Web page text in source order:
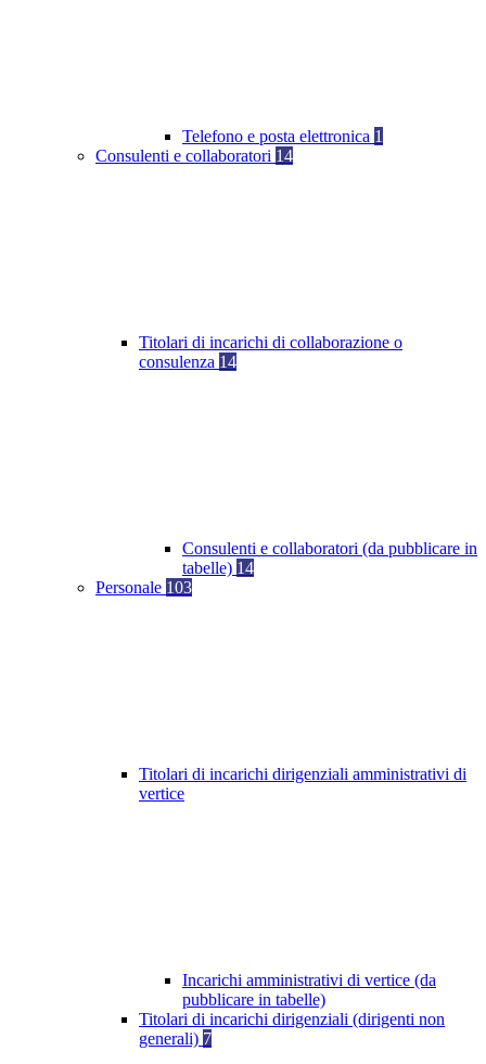
Telefono e posta elettronica 1
Consulenti e collaboratori 14
Titolari di incarichi di collaborazione o
consulenza 14
Consulenti e collaboratori (da pubblicare in
tabelle) 14
Personale 103
Titolari di incarichi dirigenziali amministrativi di
vertice
Incarichi amministrativi di vertice (da
pubblicare in tabelle)
Titolari di incarichi dirigenziali (dirigenti non
generali) 7